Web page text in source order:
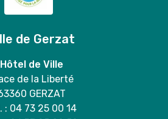
de Gerzat
Hôtel de Ville
de la Liberté
GERZAT
: 04 73 25 00 14